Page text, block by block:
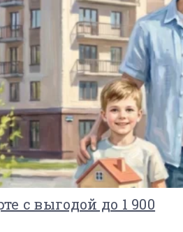
с выгодой до 1 900